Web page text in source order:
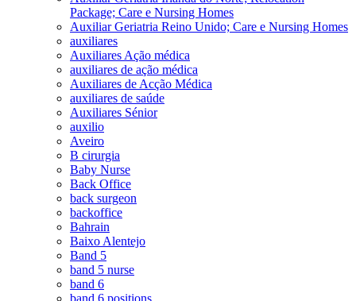
Package; Care e Nursing Homes
Auxiliar Geriatria Reino Unido; Care e Nursing Homes
auxiliares
Auxiliares Ação médica
auxiliares de ação médica
Auxiliares de Acção Médica
auxiliares de saúde
Auxiliares Sénior
auxilio
Aveiro
B cirurgia
Baby Nurse
Back Office
back surgeon
backoffice
Bahrain
Baixo Alentejo
Band 5
band 5 nurse
band 6
band 6 positions